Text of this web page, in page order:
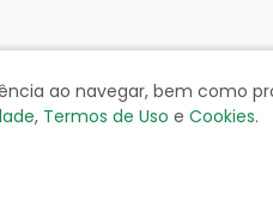
ao navegar, bem como
, Termos de Uso eCookies.